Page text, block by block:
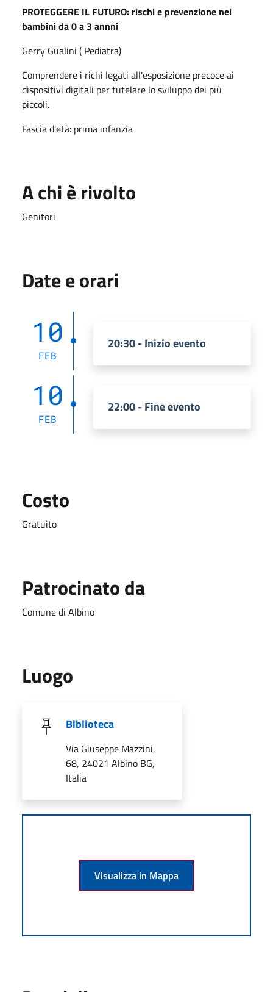
PROTEGGERE IL FUTURO: rischi e prevenzione nei
bambini da 0 a 3 annni
Gerry Gualini ( Pediatra)
Comprendere i richi legati all'esposizione precoce ai
dispositivi digitali per tutelare lo sviluppo dei più
piccoli.
Fascia d'età: prima infanzia
A chi è rivolto
Genitori
Date e orari
10
FEB
20:30 - Inizio evento
10
FEB
22:00 - Fine evento
Costo
Gratuito
Patrocinato da
Comune di Albino
Luogo
Biblioteca
Via Giuseppe Mazzini,
68, 24021 Albino BG,
Italia
Visualizza in Mappa